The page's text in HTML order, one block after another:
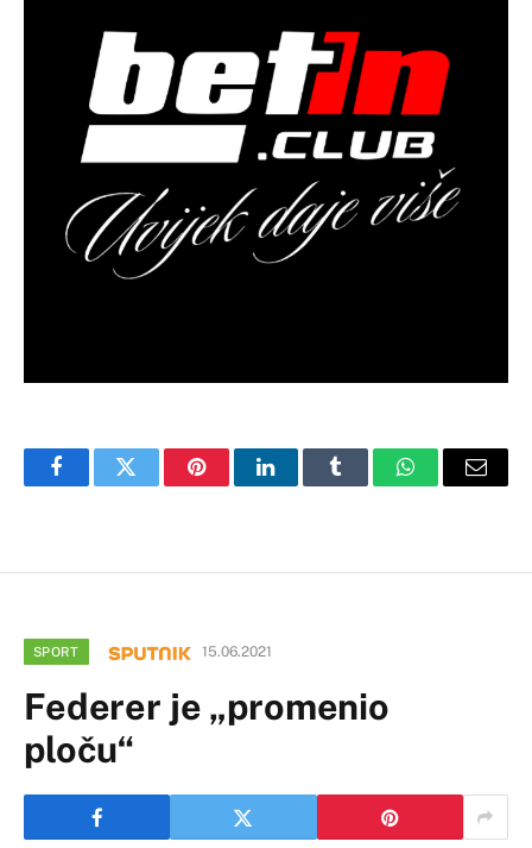
FacebookTwitter PinterestLinkedInTumblr WhatsAppEmail
SPORT 15.06.2021
Federer je „promenio
ploču“